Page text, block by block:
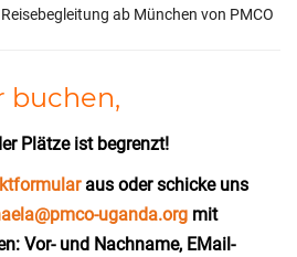
ab München von PMCO
buchen,
Plätze ist begrenzt!
aus oder schicke uns
uganda.org mit
Vor- und Nachname, EMail-